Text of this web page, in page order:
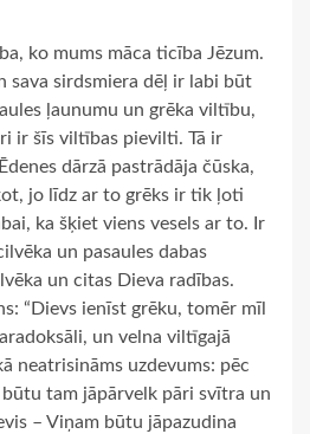
ko mums māca ticība Jēzum.
sava sirdsmiera dēļ ir labi būt
ļaunumu un grēka viltību,
ir šīs viltības pievilti. Tā ir
dārzā pastrādāja čūska,
jo līdz ar to grēks ir tik ļoti
ka šķiet viens vesels ar to. Ir
un pasaules dabas
un citas Dieva radības.
“Dievs ienīst grēku, tomēr mīl
un velna viltīgajā
neatrisināms uzdevums: pēc
tam jāpārvelk pāri svītra un
– Viņam būtu jāpazudina